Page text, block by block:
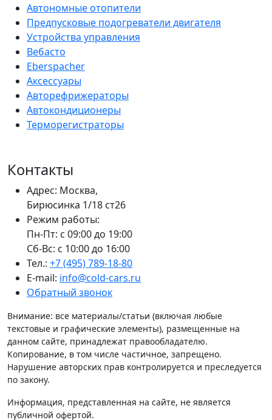
Автономные отопители
Предпусковые подогреватели двигателя
Устройства управления
Вебасто
Eberspacher
Аксессуары
Авторефрижераторы
Автокондиционеры
Терморегистраторы
Контакты
Адрес: Москва,
Бирюсинка 1/18 ст26 ​
Режим работы:
Пн-Пт: с 09:00 до 19:00
Сб-Вс: с 10:00 до 16:00
Тел.: +7 (495) 789-18-80
E-mail: info@cold-cars.ru
Обратный звонок
Внимание: все материалы/статьи (включая любые
текстовые и графические элементы), размещенные на
данном сайте, принадлежат правообладателю.
Копирование, в том числе частичное, запрещено.
Нарушение авторских прав контролируется и преследуется
по закону.
Информация, представленная на сайте, не является
публичной офертой.